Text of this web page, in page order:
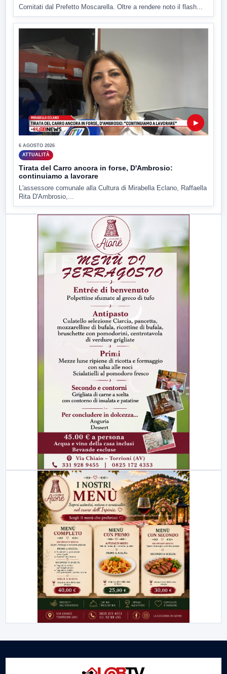
Comitati dal Prefetto Moscarella. Oltre a rendere noto il flash...
▶
6 AGOSTO 2026
ATTUALITÀ
Tirata del Carro ancora in forse, D'Ambrosio:
continuiamo a lavorare
L'assessore comunale alla Cultura di Mirabella Eclano, Raffaella
Rita D'Ambrosio,...